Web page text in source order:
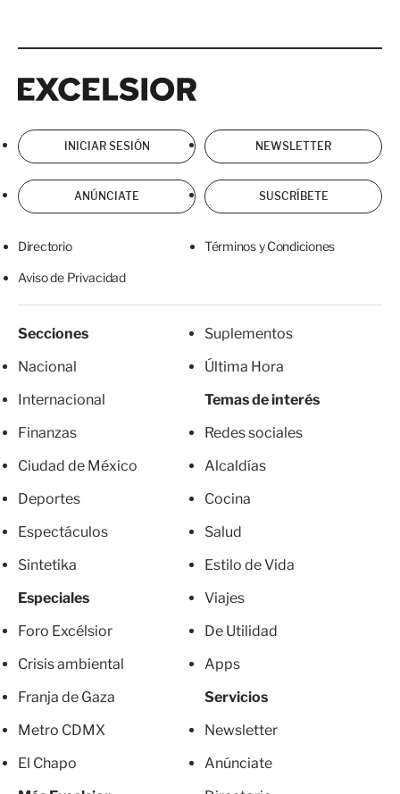
INICIAR SESIÓN NEWSLETTER
ANÚNCIATE SUSCRÍBETE
Directorio Términos y Condiciones
Aviso de Privacidad
Secciones
Nacional
Internacional
Finanzas
Ciudad de México
Deportes
Espectáculos
Sintetika
Especiales
Foro Excélsior
Crisis ambiental
Franja de Gaza
Metro CDMX
El Chapo
Suplementos
Última Hora
Temas de interés
Redes sociales
Alcaldías
Cocina
Salud
Estilo de Vida
Viajes
De Utilidad
Apps
Servicios
Newsletter
Anúnciate